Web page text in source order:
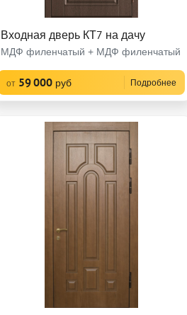
Входная дверь КТ7 на дачу
МДФ филенчатый + МДФ филенчатый
от 59 000 руб Подробнее